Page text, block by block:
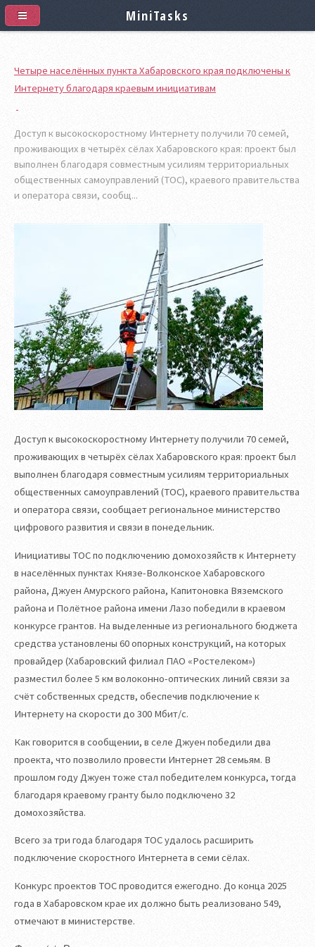
Четыре населённых пункта Хабаровского края подключены к
Интернету благодаря краевым инициативам
Доступ к высокоскоростному Интернету получили 70 семей,
проживающих в четырёх сёлах Хабаровского края: проект был
выполнен благодаря совместным усилиям территориальных
общественных самоуправлений (ТОС), краевого правительства
и оператора связи, сообщ...
Доступ к высокоскоростному Интернету получили 70 семей,
проживающих в четырёх сёлах Хабаровского края: проект был
выполнен благодаря совместным усилиям территориальных
общественных самоуправлений (ТОС), краевого правительства
и оператора связи, сообщает региональное министерство
цифрового развития и связи в понедельник.
Инициативы ТОС по подключению домохозяйств к Интернету
в населённых пунктах Князе-Волконское Хабаровского
района, Джуен Амурского района, Капитоновка Вяземского
района и Полётное района имени Лазо победили в краевом
конкурсе грантов. На выделенные из регионального бюджета
средства установлены 60 опорных конструкций, на которых
провайдер (Хабаровский филиал ПАО «Ростелеком»)
разместил более 5 км волоконно-оптических линий связи за
счёт собственных средств, обеспечив подключение к
Интернету на скорости до 300 Мбит/с.
Как говорится в сообщении, в селе Джуен победили два
проекта, что позволило провести Интернет 28 семьям. В
прошлом году Джуен тоже стал победителем конкурса, тогда
благодаря краевому гранту было подключено 32
домохозяйства.
Всего за три года благодаря ТОС удалось расширить
подключение скоростного Интернета в семи сёлах.
Конкурс проектов ТОС проводится ежегодно. До конца 2025
года в Хабаровском крае их должно быть реализовано 549,
отмечают в министерстве.
MiniTasks